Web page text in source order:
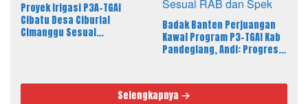
Proyek Irigasi P3A-TGAI
Cibatu Desa Ciburial
Cimanggu Sesuai
Badak Banten Perjuangan
Kawal Program P3-TGAI Kab
Pandeglang, Andi: Progres
Selengkapnya